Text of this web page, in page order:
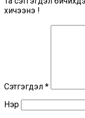
хичээнэ үү!
Сэтгэгдэл *
Нэр